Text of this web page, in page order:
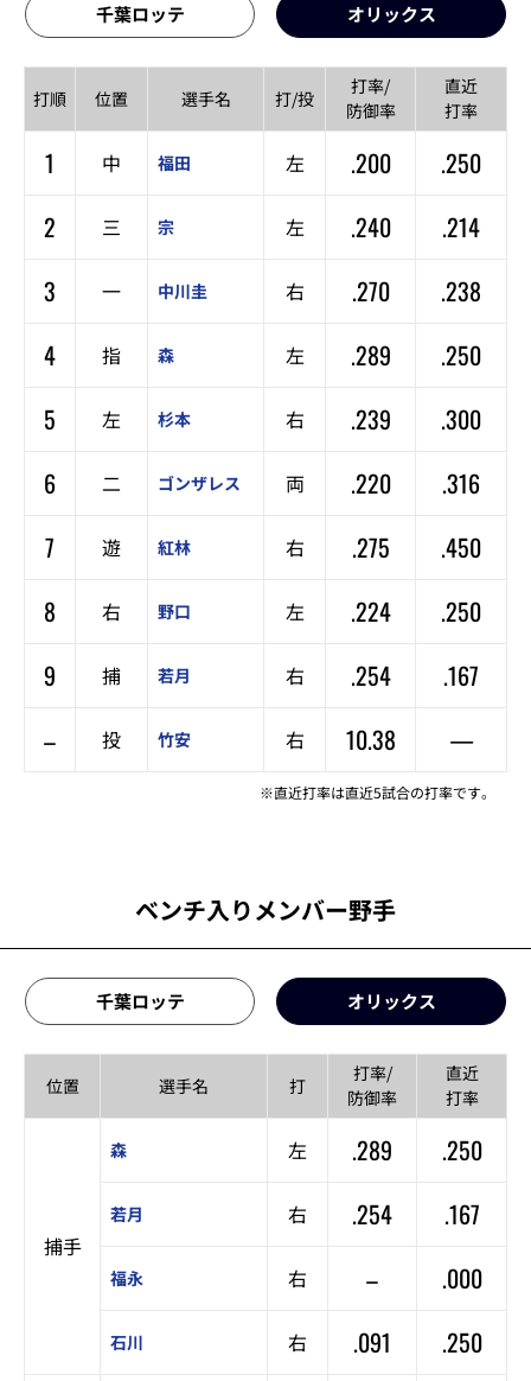
千葉ロッテ オリックス
打順 位置 選手名 打/投
打率/
防御率
直近
打率
1 中 福田 左 .200
.250
2
三 宗 左 .240
.214
3
一 中川圭 右 .270
.238
4
指 森 左 .289
.250
5
左 杉本 右 .239
.300
6
二 ゴンザレス 両 .220
.316
7
遊 紅林 右 .275
.450
8
右 野口 左 .224
.250
9
捕 若月 右 .254
.167
–
投 竹安 右 10.38 —
※直近打率は直近5試合の打率です。
ベンチ入りメンバー野手
千葉ロッテ オリックス
位置 選手名 打
打率/
防御率
直近
打率
捕手
森 左 .289 .250
若月 右 .254 .167
福永 右 – .000
石川 右 .091 .250